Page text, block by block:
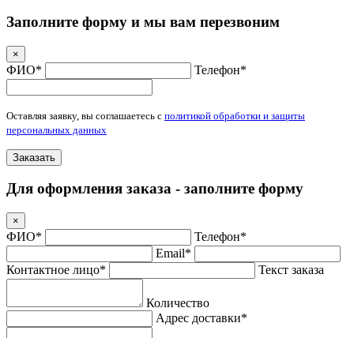
Заполните форму и мы вам перезвоним
×
ФИО* Телефон*
Оставляя заявку, вы соглашаетесь с политикой обработки и защиты
персональных данных
Заказать
Для оформления заказа - заполните форму
×
ФИО*
Телефон*
Email*
Контактное лицо*
Текст заказа
Количество
Адрес доставки*